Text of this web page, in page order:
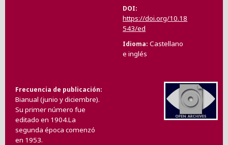
DOI
https://doi.org/10.18
543/ed
Idioma Castellano
e inglés
Frecuencia de publicación
Bianual (junio y diciembre).
Su primer número fue
editado en 1904.La
segunda época comenzó
en 1953.